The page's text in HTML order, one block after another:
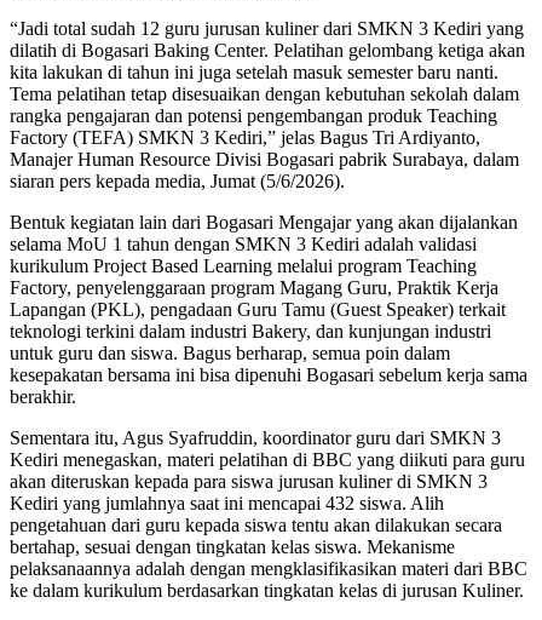
“Jadi total sudah 12 guru jurusan kuliner dari SMKN 3 Kediri yang
dilatih di Bogasari Baking Center. Pelatihan gelombang ketiga akan
kita lakukan di tahun ini juga setelah masuk semester baru nanti.
Tema pelatihan tetap disesuaikan dengan kebutuhan sekolah dalam
rangka pengajaran dan potensi pengembangan produk Teaching
Factory (TEFA) SMKN 3 Kediri,” jelas Bagus Tri Ardiyanto,
Manajer Human Resource Divisi Bogasari pabrik Surabaya, dalam
siaran pers kepada media, Jumat (5/6/2026).
Bentuk kegiatan lain dari Bogasari Mengajar yang akan dijalankan
selama MoU 1 tahun dengan SMKN 3 Kediri adalah validasi
kurikulum Project Based Learning melalui program Teaching
Factory, penyelenggaraan program Magang Guru, Praktik Kerja
Lapangan (PKL), pengadaan Guru Tamu (Guest Speaker) terkait
teknologi terkini dalam industri Bakery, dan kunjungan industri
untuk guru dan siswa. Bagus berharap, semua poin dalam
kesepakatan bersama ini bisa dipenuhi Bogasari sebelum kerja sama
berakhir.
Sementara itu, Agus Syafruddin, koordinator guru dari SMKN 3
Kediri menegaskan, materi pelatihan di BBC yang diikuti para guru
akan diteruskan kepada para siswa jurusan kuliner di SMKN 3
Kediri yang jumlahnya saat ini mencapai 432 siswa. Alih
pengetahuan dari guru kepada siswa tentu akan dilakukan secara
bertahap, sesuai dengan tingkatan kelas siswa. Mekanisme
pelaksanaannya adalah dengan mengklasifikasikan materi dari BBC
ke dalam kurikulum berdasarkan tingkatan kelas di jurusan Kuliner.